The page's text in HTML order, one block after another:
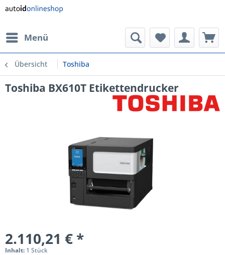
Menü
Übersicht Toshiba
Toshiba BX610T Etikettendrucker
2.110,21 € *
Inhalt: 1 Stück